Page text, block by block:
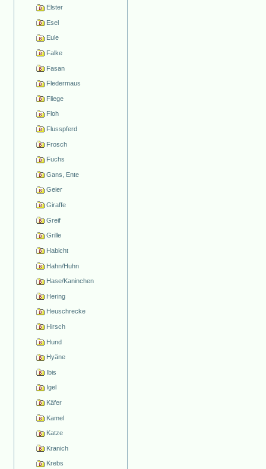
Elster
Esel
Eule
Falke
Fasan
Fledermaus
Fliege
Floh
Flusspferd
Frosch
Fuchs
Gans, Ente
Geier
Giraffe
Greif
Grille
Habicht
Hahn/Huhn
Hase/Kaninchen
Hering
Heuschrecke
Hirsch
Hund
Hyäne
Ibis
Igel
Käfer
Kamel
Katze
Kranich
Krebs